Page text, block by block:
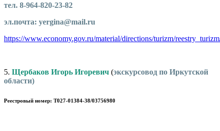
тел. 8-964-820-23-82
эл.почта: yergina@mail.ru
https://www.economy.gov.ru/material/directions/turizm/
5. Щербаков Игорь Игоревич (экскурсовод по Иркутской
области)
Реестровый номер: Т027-01384-38/03756980